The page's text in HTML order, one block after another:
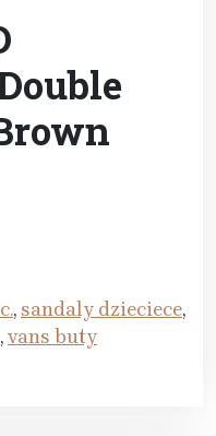
,sandaly dzieciece,
,vans buty